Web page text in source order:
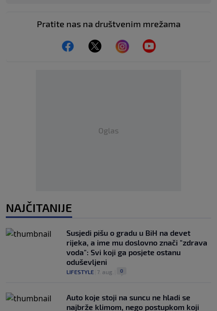
Pratite nas na društvenim mrežama
Oglas
NAJČITANIJE
Susjedi pišu o gradu u BiH na devet
rijeka, a ime mu doslovno znači "zdrava
voda": Svi koji ga posjete ostanu
oduševljeni
LIFESTYLE 7. aug. 0
Auto koje stoji na suncu ne hladi se
najbrže klimom, nego postupkom koji